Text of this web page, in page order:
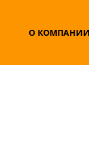
О КОМПАНИИ